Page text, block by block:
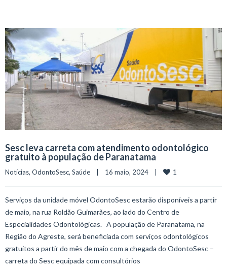
Sesc leva carreta com atendimento odontológico
gratuito à população de Paranatama
Notícias, OdontoSesc, Saúde
    |    16 maio, 2024    |
1
Serviços da unidade móvel OdontoSesc estarão disponíveis a partir
de maio, na rua Roldão Guimarães, ao lado do Centro de
Especialidades Odontológicas. A população de Paranatama, na
Região do Agreste, será beneficiada com serviços odontológicos
gratuitos a partir do mês de maio com a chegada do OdontoSesc –
carreta do Sesc equipada com consultórios